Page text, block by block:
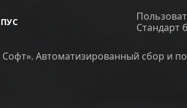
Стандарт
Автоматизированный сбор и